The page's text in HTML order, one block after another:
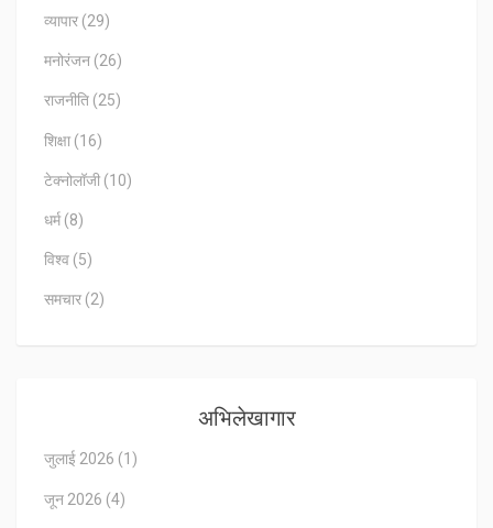
व्यापार (29)
मनोरंजन (26)
राजनीति (25)
शिक्षा (16)
टेक्नोलॉजी (10)
धर्म (8)
विश्व (5)
समचार (2)
अभिलेखागार
जुलाई 2026 (1)
जून 2026 (4)